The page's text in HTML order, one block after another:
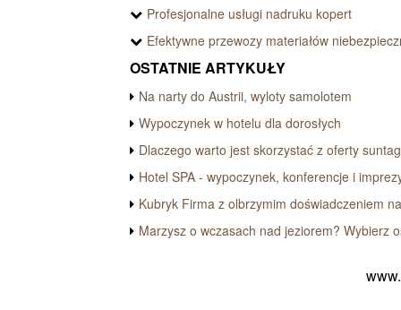
Profesjonalne usługi nadruku kopert
Efektywne przewozy materiałów
OSTATNIE ARTYKUŁY
Na narty do Austrii, wyloty samolotem
Wypoczynek w hotelu dla dorosłych
Dlaczego warto jest skorzystać z oferty
Hotel SPA - wypoczynek, konferencje i
Kubryk Firma z olbrzymim doświadczeniem
Marzysz o wczasach nad jeziorem? Wybierz